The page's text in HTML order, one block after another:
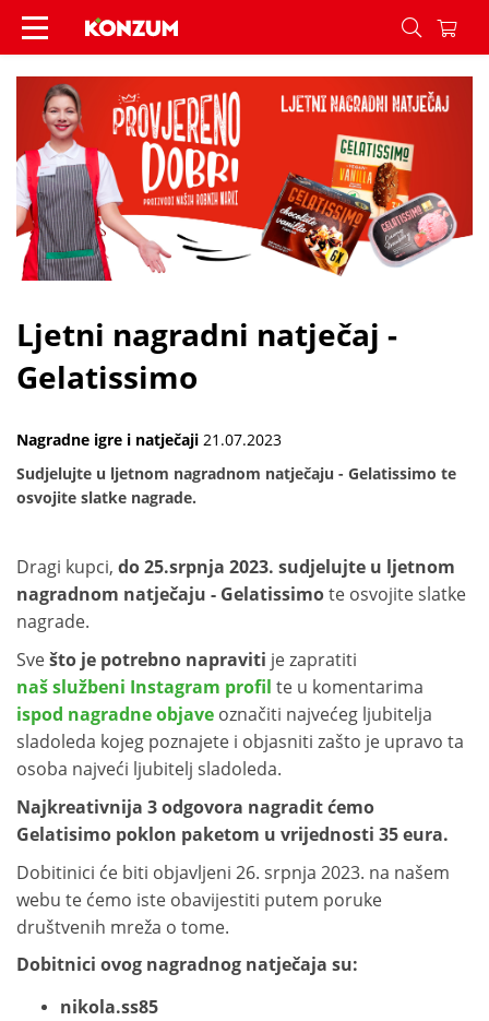
Ljetni nagradni natječaj - Gelatissimo - Vijesti -
Ljetni nagradni natječaj -
Gelatissimo
Nagradne igre i natječaji 21.07.2023
Sudjelujte u ljetnom nagradnom natječaju - Gelatissimo te
osvojite slatke nagrade.
Dragi kupci, do 25.srpnja 2023. sudjelujte u ljetnom
nagradnom natječaju - Gelatissimote osvojite slatke
nagrade.
Svešto je potrebno napraviti je zapratiti
naš službeni Instagram profil te u komentarima
ispod nagradne objave označiti najvećeg ljubitelja
sladoleda kojeg poznajete i objasniti zašto je upravo ta
osoba najveći ljubitelj sladoleda.
Najkreativnija 3 odgovora nagradit ćemo
Gelatisimo poklon paketom u vrijednosti 35 eura.
Dobitinici će biti objavljeni 26. srpnja 2023. na našem
webu te ćemo iste obavijestiti putem poruke
društvenih mreža o tome.
Dobitnici ovog nagradnog natječaja su:
nikola.ss85